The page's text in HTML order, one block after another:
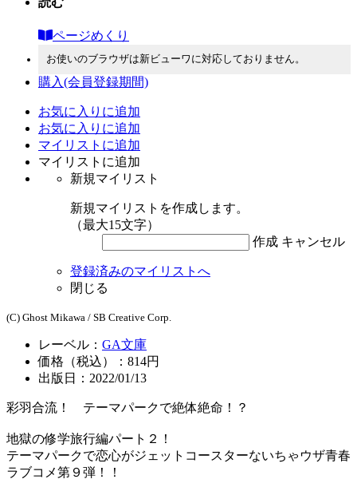
ページめくり
お使いのブラウザは新ビューワに対応しておりません。
購入(会員登録期間)
お気に入りに追加
お気に入りに追加
マイリストに追加
マイリストに追加
新規マイリスト
新規マイリストを作成します。
（最大15文字）
作成 キャンセル
登録済みのマイリストへ
閉じる
(C) Ghost Mikawa / SB Creative Corp.
レーベル： GA文庫
価格（税込）：814円
出版日：2022/01/13
彩羽合流！ テーマパークで絶体絶命！？
地獄の修学旅行編パート２！
テーマパークで恋心がジェットコースターないちゃウザ青春
ラブコメ第９弾！！